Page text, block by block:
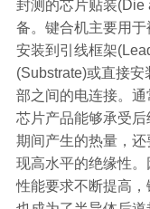
封测的芯片贴装(Die
备。键合机主要用
安装到引线框架
(Substrate)或直接
部之间的电连接。
芯片产品能够承受
期间产生的热量，
现高水平的绝缘性。
性能要求不断提高